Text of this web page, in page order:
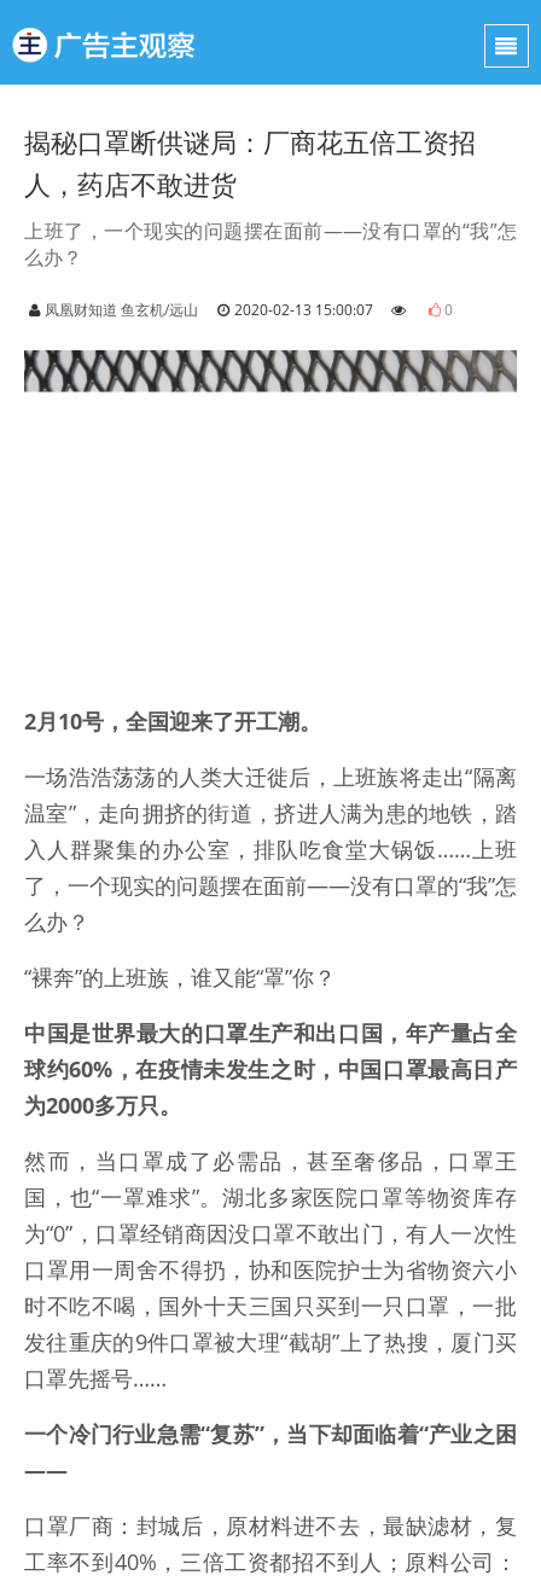
揭秘口罩断供谜局：厂商花五倍工资招
人，药店不敢进货
上班了，一个现实的问题摆在面前——没有口罩的“我”怎
么办？
凤凰财知道 鱼玄机/远山 2020-02-13 15:00:07 0
2月10号，全国迎来了开工潮。
一场浩浩荡荡的人类大迁徙后，上班族将走出“隔离
温室”，走向拥挤的街道，挤进人满为患的地铁，踏
入人群聚集的办公室，排队吃食堂大锅饭……上班
了，一个现实的问题摆在面前——没有口罩的“我”怎
么办？
“裸奔”的上班族，谁又能“罩”你？
中国是世界最大的口罩生产和出口国，年产量占全
球约60%，在疫情未发生之时，中国口罩最高日产
为2000多万只。
然而，当口罩成了必需品，甚至奢侈品，口罩王
国，也“一罩难求”。湖北多家医院口罩等物资库存
为“0”，口罩经销商因没口罩不敢出门，有人一次性
口罩用一周舍不得扔，协和医院护士为省物资六小
时不吃不喝，国外十天三国只买到一只口罩，一批
发往重庆的9件口罩被大理“截胡”上了热搜，厦门买
口罩先摇号……
一个冷门行业急需“复苏”，当下却面临着“产业之困
——
口罩厂商：封城后，原材料进不去，最缺滤材，复
工率不到40%，三倍工资都招不到人；原料公司：